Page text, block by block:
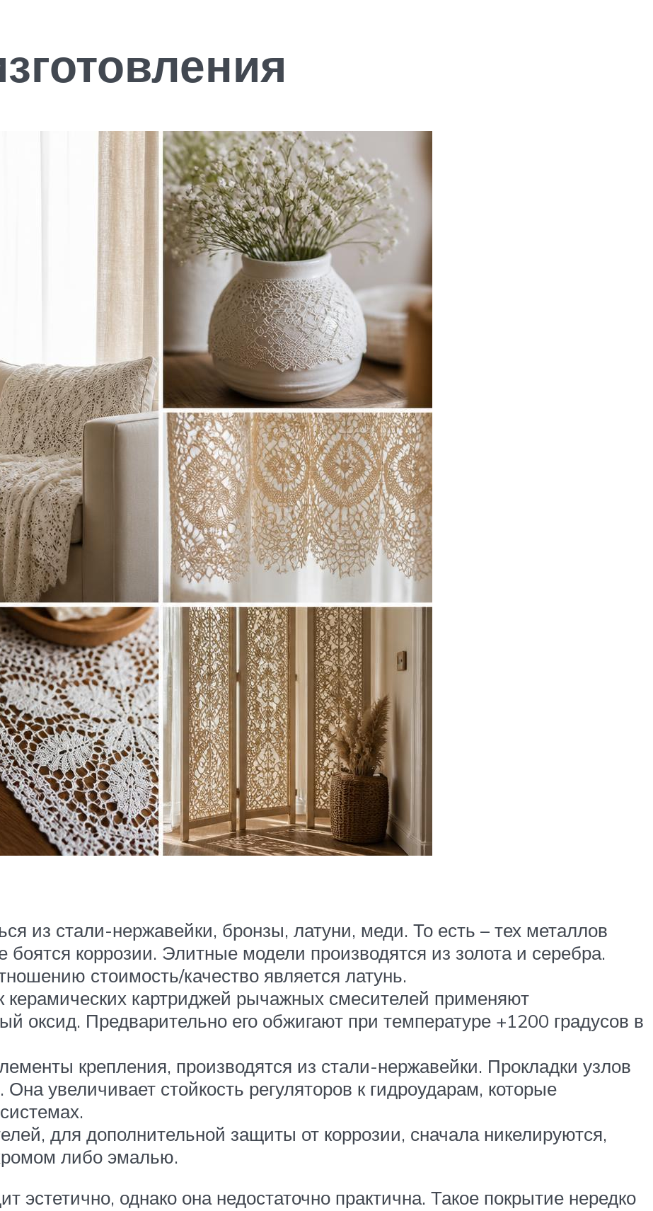
из стали-нержавейки, бронзы, латуни, меди. То есть – тех металлов
боятся коррозии. Элитные модели производятся из золота и серебра.
стоимость/качество является латунь.
керамических картриджей рычажных смесителей применяют
оксид. Предварительно его обжигают при температуре +1200 градусов в
крепления, производятся из стали-нержавейки. Прокладки узлов
увеличивает стойкость регуляторов к гидроударам, которые
для дополнительной защиты от коррозии, сначала никелируются,
либо эмалью.
эстетично, однако она недостаточно практична. Такое покрытие нередко